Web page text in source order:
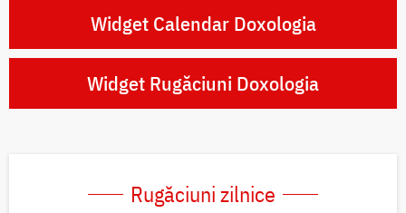
Widget Calendar Doxologia
Widget Rugăciuni Doxologia
Rugăciuni zilnice